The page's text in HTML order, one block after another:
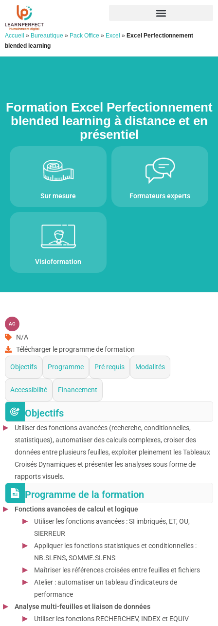
Accueil » Bureautique » Pack Office » Excel » Excel Perfectionnement
blended learning
Formation Excel Perfectionnement
blended learning à distance et en
présentiel
Sur mesure Formateurs experts
Visioformation
AC
N/A
Télécharger le programme de formation
Objectifs Programme Pré requis Modalités
Accessibilité Financement
Objectifs
Utiliser des fonctions avancées (recherche, conditionnelles,
statistiques), automatiser des calculs complexes, croiser des
données entre plusieurs feuilles, exploiter pleinement les Tableaux
Croisés Dynamiques et présenter les analyses sous forme de
rapports visuels.
Programme de la formation
Fonctions avancées de calcul et logique
Utiliser les fonctions avancées : SI imbriqués, ET, OU,
SIERREUR
Appliquer les fonctions statistiques et conditionnelles :
NB.SI.ENS, SOMME.SI.ENS
Maîtriser les références croisées entre feuilles et fichiers
Atelier : automatiser un tableau d’indicateurs de
performance
Analyse multi-feuilles et liaison de données
Utiliser les fonctions RECHERCHEV, INDEX et EQUIV